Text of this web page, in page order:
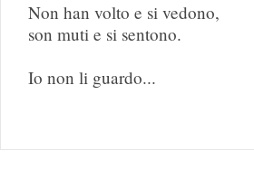
Non han volto e si vedono,
son muti e si sentono.
Io non li guardo...